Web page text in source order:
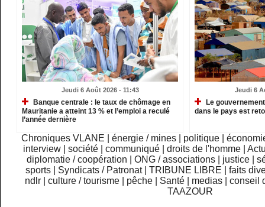
Jeudi 6 Août 2026 - 11:43
Banque centrale : le taux de chômage en
Mauritanie a atteint 13 % et l’emploi a reculé
l’année dernière
Jeudi 6
Le
dans le pays est
Chroniques VLANE énergie / mines politique
interview
|société |communiqué |droits de l'homme |
diplomatie / coopération
ONG / associations justice
sports
Syndicats / Patronat TRIBUNE LIBRE
faits
ndlr
|culture / tourisme pêche Santé medias |conseil
TAAZOUR